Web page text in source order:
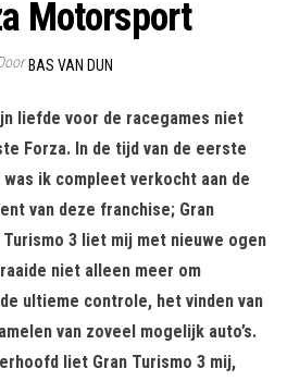
Motorsport
BAS VAN DUN
liefde voor de racegames niet
Forza. In de tijd van de eerste
ik compleet verkocht aan de
van deze franchise; Gran
Turismo 3 liet mij met nieuwe ogen
niet alleen meer om
ultieme controle, het vinden van
van zoveel mogelijk auto’s.
liet Gran Turismo 3 mij,